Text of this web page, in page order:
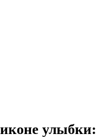
улыбки: